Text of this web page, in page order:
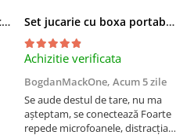
Raft metalic cuptor cu microunde, Simply Joy, 6 Carlige, Ajustabil, Raft Organizator extensibil, pentru bucatarie, casa, balcon, Etajera ajustabila cu 2 Niveluri, Anti Alunecare, Negru Set jucarie cu boxa portabila si 2 microfoane, Wireless, Bluetooth, Simply Joy, Karaoke, Copii si Adulti, Lumini LED RGB Dinamice, Roz
Achizitie verificata
BogdanMackOne, Acum 5 zile
Se aude destul de tare, nu ma
așteptam, se conectează Foarte
repede microfoanele, distracția